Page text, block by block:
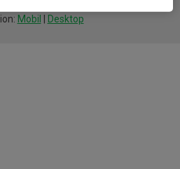
Mobil Desktop